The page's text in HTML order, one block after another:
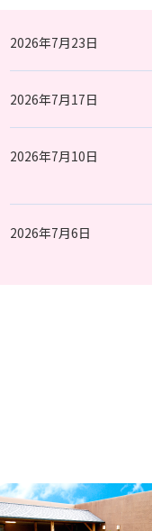
2026年7月23日
2026年7月17日
2026年7月10日
2026年7月6日